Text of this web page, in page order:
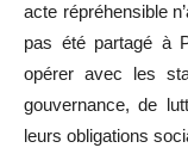
acte répréhensible
pas été partagé à
opérer avec les
gouvernance, de
leurs obligations